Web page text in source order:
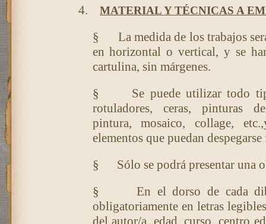
4.
MATERIAL Y TÉCNICAS A
§
La medida de los trabajos
en horizontal o vertical, y se
cartulina, sin márgenes.
§
Se puede utilizar todo
rotuladores, ceras, pinturas
pintura, mosaico, collage,
elementos que puedan
§
Sólo se podrá presentar una
§
En el dorso de cada
obligatoriamente en letras
del autor/a, edad, curso, centro